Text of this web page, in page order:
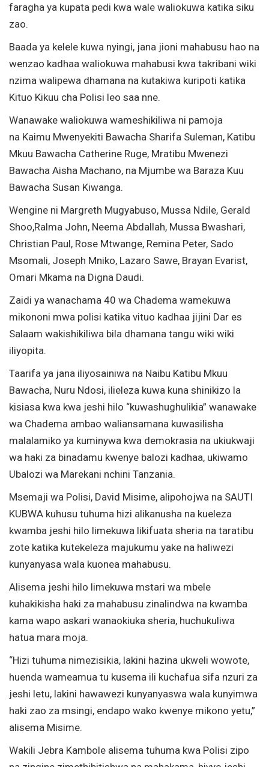
faragha ya kupata pedi kwa wale waliokuwa katika siku
zao.
Baada ya kelele kuwa nyingi, jana jioni mahabusu hao na
wenzao kadhaa waliokuwa mahabusi kwa takribani wiki
nzima walipewa dhamana na kutakiwa kuripoti katika
Kituo Kikuu cha Polisi leo saa nne.
Wanawake waliokuwa wameshikiliwa ni pamoja
na Kaimu Mwenyekiti Bawacha Sharifa Suleman, Katibu
Mkuu Bawacha Catherine Ruge, Mratibu Mwenezi
Bawacha Aisha Machano, na Mjumbe wa Baraza Kuu
Bawacha Susan Kiwanga.
Wengine ni Margreth Mugyabuso, Mussa Ndile, Gerald
Shoo,Ralma John, Neema Abdallah, Mussa Bwashari,
Christian Paul, Rose Mtwange, Remina Peter, Sado
Msomali, Joseph Mniko, Lazaro Sawe, Brayan Evarist,
Omari Mkama na Digna Daudi.
Zaidi ya wanachama 40 wa Chadema wamekuwa
mikononi mwa polisi katika vituo kadhaa jijini Dar es
Salaam wakishikiliwa bila dhamana tangu wiki wiki
iliyopita.
Taarifa ya jana iliyosainiwa na Naibu Katibu Mkuu
Bawacha, Nuru Ndosi, ilieleza kuwa kuna shinikizo la
kisiasa kwa kwa jeshi hilo “kuwashughulikia” wanawake
wa Chadema ambao waliansamana kuwasilisha
malalamiko ya kuminywa kwa demokrasia na ukiukwaji
wa haki za binadamu kwenye balozi kadhaa, ukiwamo
Ubalozi wa Marekani nchini Tanzania.
Msemaji wa Polisi, David Misime, alipohojwa na SAUTI
KUBWA kuhusu tuhuma hizi alikanusha na kueleza
kwamba jeshi hilo limekuwa likifuata sheria na taratibu
zote katika kutekeleza majukumu yake na haliwezi
kunyanyasa wala kuonea mahabusu.
Alisema jeshi hilo limekuwa mstari wa mbele
kuhakikisha haki za mahabusu zinalindwa na kwamba
kama wapo askari wanaokiuka sheria, huchukuliwa
hatua mara moja.
“Hizi tuhuma nimezisikia, lakini hazina ukweli wowote,
huenda wameamua tu kusema ili kuchafua sifa nzuri za
jeshi letu, lakini hawawezi kunyanyaswa wala kunyimwa
haki zao za msingi, endapo wako kwenye mikono yetu,”
alisema Misime.
Wakili Jebra Kambole alisema tuhuma kwa Polisi zipo